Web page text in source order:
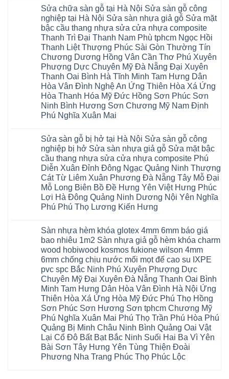
Thanh
Xuân
Kim
Động
Văn
Giang
Cầu
Giấy
Văn
Lâm
tphcm
Khoái
Châu
Trì
Thanh
Xuân
Đoan
Hùng
Thanh
Ba
Giấy
Hạ
Hòa
Cẩm
Khê
Tây
Hồ
Yên
Lập
Thanh
Ninh
hưng
yên
Lâm
Thao
Tam
Nông
hải
phòng
Thanh
Thủy
Hoài
Đức
Bình
Dương
Thủ
Đức
Thanh
Xuân
Thái
Nguyên
Phú
Thọ
Bắc
Giang
Long
Biên
Hải
Dương
Bắc
Ninh
Gia
Lâm
Nam
Hà
Nội
Hưng
Yên
Đông
Anh
Nam
Định
Sóc
Sơn
Ninh
Bình
Thái
Bình
Vĩnh
Phúc
Tây
Hồ
Thanh
Hóa
Đống
Đa
Nghệ
An
nhựa
giả
gỗ
cong
vênh
Sửa
mặt
bậc
cầu
thang
nhựa
sửa
cửa
nhựa
composite
hoài
đức
đan
thanh
ứng
hòa
long
biên
sài
gòn
đông
anh
sóc
sơn
đà
nẵng
thanh
xuân
cầu
giấy
hoành
bồ
long
ninh
giang
hoàng
mai
quảng
ninh
tây
hồ
sơn
tây
bình
luận
ở
Sửa
chữa
sàn
bị
phồng
tại
Hà
Sửa
sàn
gỗ
công
nghiệp
Nội
Sửa
sàn
nhựa
giả
gỗ
Sửa
mặt
bậc
cầu
thang
nhựa
nhựa
composite
Phúc
Thọ
Phúc
Lộc
Hát
Môn
Sài
Gòn
Thạch
Thất
Hạ
Bằng
Tây
Phương
tphcm
Hòa
Lạc
Yên
Xuân
Sửa chữa sàn gỗ tại Hà Nội Sửa sàn gỗ công
nghiệp tại Hà Nội Sửa sàn nhựa giả gỗ Sửa mặt
bậc cầu thang nhựa sửa cửa nhựa composite
Thanh Trì Đại Thanh Nam Phù tphcm Ngọc Hồi
Thanh Liệt Thượng Phúc Sài Gòn Thường Tín
Chương Dương Hồng Vân Cần Thơ Phú Xuyên
Phượng Dực Chuyên Mỹ Đà Nẵng Đại Xuyên
Thanh Oai Bình Hà Tĩnh Minh Tam Hưng Dân
Hòa Vân Đình Nghệ An Ứng Thiên Hòa Xá Ứng
Hòa Thanh Hóa Mỹ Đức Hồng Sơn Phúc Sơn
Ninh Bình Hương Sơn Chương Mỹ Nam Định
Phú Nghĩa Xuân Mai
bình
luận
ở
Sửa
chữa
sàn
gỗ
tại
Hà
Nội
Sửa
nghiệp
tại
Nội
Sửa
nhựa
giả
gỗ
Sửa
mặt
bậc
cầu
thang
nhựa
sửa
cửa
nhựa
composite
Thanh
Sửa sàn gỗ bị hở tại Hà Nội Sửa sàn gỗ công
nghiệp bị hở Sửa sàn nhựa giả gỗ Sửa mặt bậc
cầu thang nhựa sửa cửa nhựa composite Phú
Diễn Xuân Đỉnh Đông Ngạc Quảng Ninh Thượng
Cát Từ Liêm Xuân Phương Đà Nẵng Tây Mỗ Đại
Mỗ Long Biên Bồ Đề Hưng Yên Việt Hưng Phúc
Lợi Hà Đông Quảng Ninh Dương Nội Yên Nghĩa
Phú Phú Thọ Lương Kiến Hưng
bình
luận
ở
Sửa
sàn
gỗ
bị
hở
tại
Hà
Nội
sàn
gỗ
công
nghiệp
hở
Sửa
sàn
Sàn nhựa hèm khóa glotex 4mm 6mm báo giá
bao nhiêu 1m2 Sàn nhựa giả gỗ hèm khóa charm
wood hobiwood kosmos fukione wilson 4mm
6mm chống chịu nước mối mọt đế cao su IXPE
pvc spc Bắc Ninh Phú Xuyên Phượng Dực
Chuyên Mỹ Đại Xuyên Đà Nẵng Thanh Oai Bình
Minh Tam Hưng Dân Hòa Vân Đình Hà Nội Ứng
Thiên Hòa Xá Ứng Hòa Mỹ Đức Phú Thọ Hồng
Sơn Phúc Sơn Hương Sơn tphcm Chương Mỹ
Phú Nghĩa Xuân Mai Phú Thọ Trần Phú Hòa Phú
Quảng Bị Minh Châu Ninh Bình Quảng Oai Vật
Lại Cổ Đô Bất Bạt Bắc Ninh Suối Hai Ba Vì Yên
Bài Sơn Tây Hưng Yên Tùng Thiện Đoài
Phương Nha Trang Phúc Thọ Phúc Lộc